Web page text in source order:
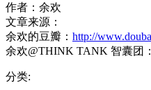
作者：余欢
文章来源：
余欢的豆瓣： http://
余欢@THINK TANK 智囊团：
分类: